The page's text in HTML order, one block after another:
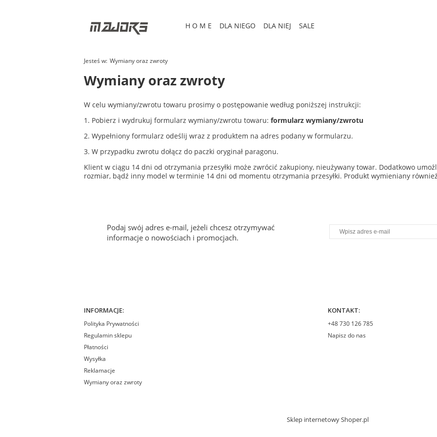
H O M E DLA NIEGO DLA NIEJ SALE
Jesteś w: Wymiany oraz zwroty
Wymiany oraz zwroty
W celu wymiany/zwrotu towaru prosimy o postępowanie według poniższej instrukcji:
1. Pobierz i wydrukuj formularz wymiany/zwrotu towaru: formularz wymiany/zwrotu
2. Wypełniony formularz odeślij wraz z produktem na adres podany w formularzu.
3. W przypadku zwrotu dołącz do paczki oryginał paragonu.
Klient w ciągu 14 dni od otrzymania przesyłki może zwrócić zakupiony, nieużywany towar. Dodatkowo
rozmiar, bądź inny model w terminie 14 dni od momentu otrzymania przesyłki. Produkt wymieniany
Podaj swój adres e-mail, jeżeli chcesz otrzymywać
informacje o nowościach i promocjach.
INFORMACJE:
Polityka Prywatności
Regulamin sklepu
Płatności
Wysyłka
Reklamacje
Wymiany oraz zwroty
KONTAKT:
+48 730 126 785
Napisz do nas
Sklep internetowy Shoper.pl